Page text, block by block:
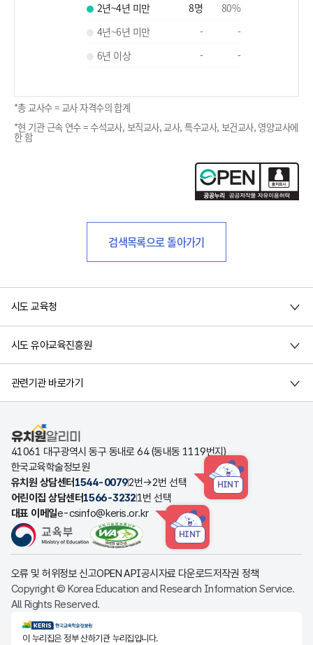
2년~4년 미만
8명 80%
4년~6년 미만
-
-
6년 이상
- -
*총 교사수 = 교사 자격수의 합계
*현 기관 근속 연수 = 수석교사, 보직교사, 교사, 특수교사, 보건교사, 영양교사에
한 함
검색목록으로 돌아가기
시도 교육청
시도 유아교육진흥원
관련기관 바로가기
유치원알리미
41061 대구광역시 동구 동내로 64 (동내동 1119번지)
한국교육학술정보원
유치원 상담센터 1544-00792번→2번 선택 HINT
어린이집 상담센터1566-32321번 선택
대표 이메일e-csinfo@keris.or.kr
HINT
오류 및 허위정보 신고OPEN API공시자료 다운로드저작권 정책
Copyright © Korea Education and Research Information Service.
All Rights Reserved.
KERIS한국교육학술정보원
이 누리집은 정부 산하기관 누리집입니다.